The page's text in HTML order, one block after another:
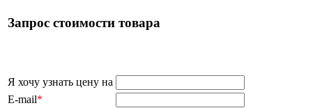
Запрос стоимости товара
Я хочу узнать цену на
E-mail*